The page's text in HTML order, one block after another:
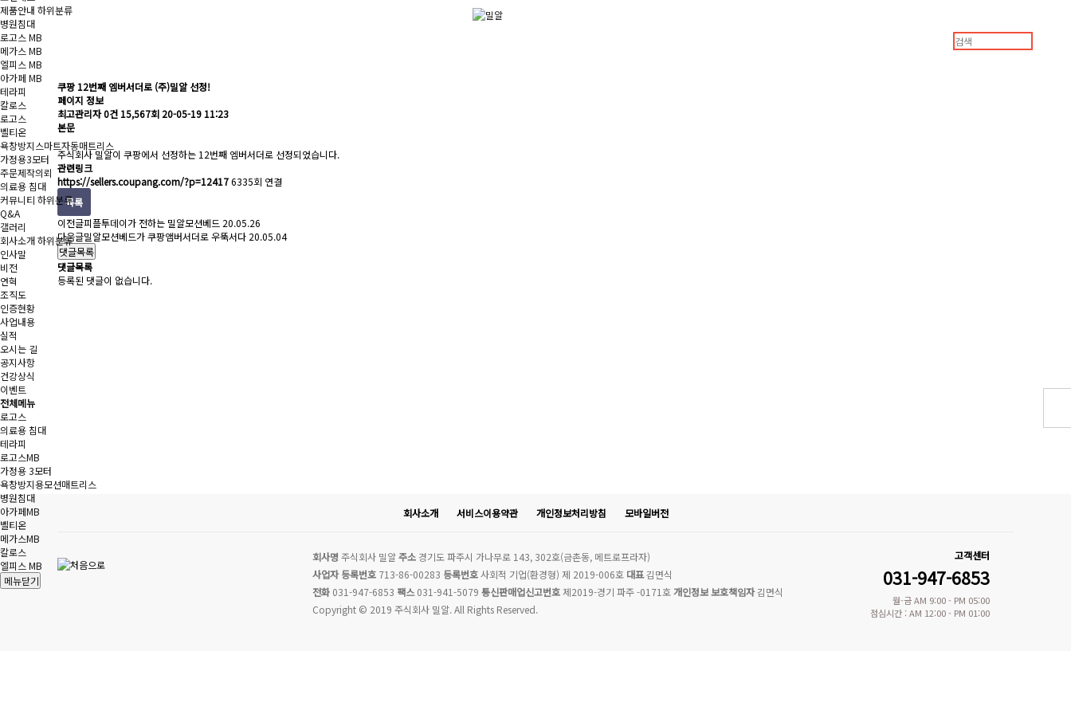
제품안내 하위분류
병원침대
로고스 MB
메가스 MB
엘피스 MB
아가페 MB
테라피
칼로스
로고스
벨티온
욕창방지스마트자동매트리스
가정용3모터
주문제작의뢰
의료용 침대
커뮤니티 하위분류
Q&A
갤러리
회사소개하위분류
인사말
비전
연혁
조직도
인증현황
사업내용
실적
오시는 길
공지사항
건강상식
이벤트
전체메뉴
로고스
의료용 침대
테라피
로고스MB
가정용 3모터
욕창방지용모션매트리스
병원침대
아가페MB
벨티온
메가스MB
칼로스
엘피스 MB
메뉴닫기
쿠팡 12번째 엠버서더로 (주)밀알 선정!
페이지 정보
최고관리자0건 15,567회 20-05-19 11:23
본문
주식회사 밀알이 쿠팡에서 선정하는 12번째 엠버서더로 선정되었습니다.
관련링크
https://sellers.coupang.com/?p=124176335회 연결
목록
이전글피플투데이가 전하는 밀알모션베드 20.05.26
다음글밀알모션베드가 쿠팡앰버서더로 우뚝서다 20.05.04
댓글목록
댓글목록
등록된 댓글이 없습니다.
회사소개 서비스이용약관 개인정보처리방침 모바일버전
회사명 주식회사 밀알주소 경기도 파주시 가나무로 143, 302호(금촌동, 메트로프라자)
사업자 등록번호 713-86-00283 등록번호사회적 기업(환경형) 제 2019-006호 대표김면식
전화 031-947-6853 팩스 031-941-5079 통신판매업신고번호제2019-경기 파주 -0171호개인정보 보호책임자김면식
Copyright © 2019 주식회사 밀알. All Rights Reserved.
고객센터
031-947-6853
월-금 AM 9:00 - PM 05:00
점심시간 : AM 12:00 - PM 01:00